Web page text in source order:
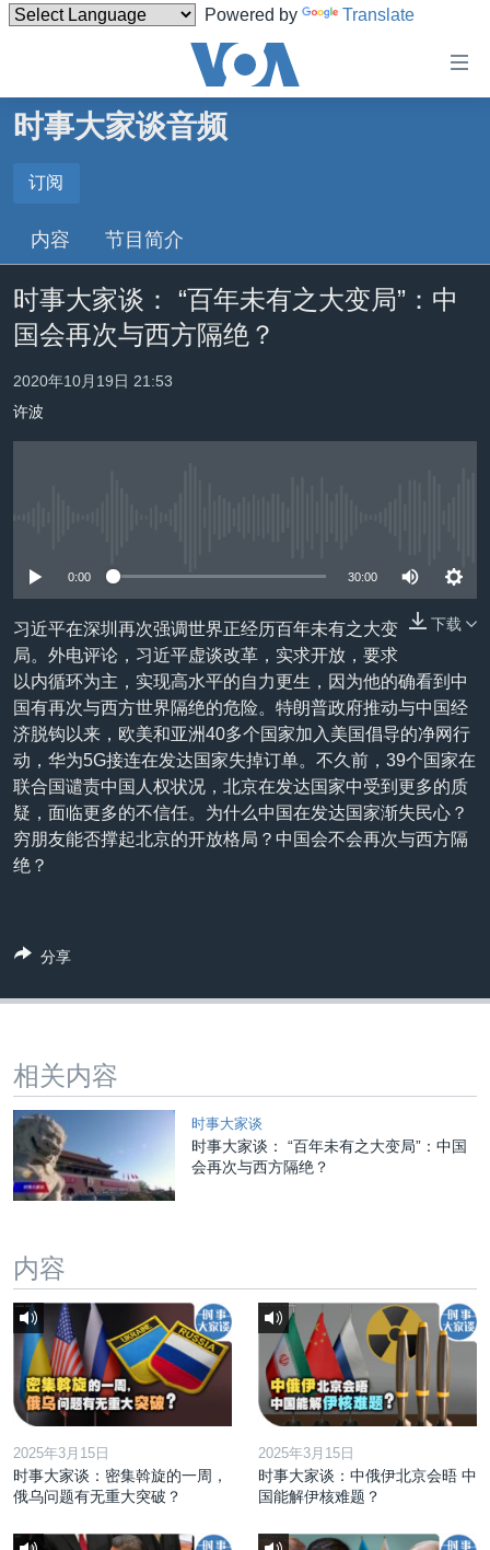
Powered by Translate
碍
到
内
容
跳
转
主页
美国
台湾
港澳
国际
最新国际新闻
印太
美洲
分类新闻
经济·金融·贸易
劳工
美中关系
美中关系
美国建国250周年
埃博拉疫情
美国之音专访
重要讲话与声明
台海两岸关系
南中国海争端
关注西藏
中文广播
关注我们
其他语言网站
时事大家谈音频
订阅
Spotify
订阅
内容 节目简介
时事大家谈： “百年未有之大变局”：中
国会再次与西方隔绝？
2020年10月19日 21:53
许波
0:00 30:00
下载
习近平在深圳再次强调世界正经历百年未有之大变
局。外电评论，习近平虚谈改革，实求开放，要求
以内循环为主，实现高水平的自力更生，因为他的确看到中
国有再次与西方世界隔绝的危险。特朗普政府推动与中国经
济脱钩以来，欧美和亚洲40多个国家加入美国倡导的净网行
动，华为5G接连在发达国家失掉订单。不久前，39个国家在
联合国谴责中国人权状况，北京在发达国家中受到更多的质
疑，面临更多的不信任。为什么中国在发达国家渐失民心？
穷朋友能否撑起北京的开放格局？中国会不会再次与西方隔
绝？
分享
相关内容
时事大家谈
时事大家谈： “百年未有之大变局”：中国
会再次与西方隔绝？
内容
2025年3月15日
时事大家谈：密集斡旋的一周，
俄乌问题有无重大突破？
2025年3月15日
时事大家谈：中俄伊北京会晤 中
国能解伊核难题？